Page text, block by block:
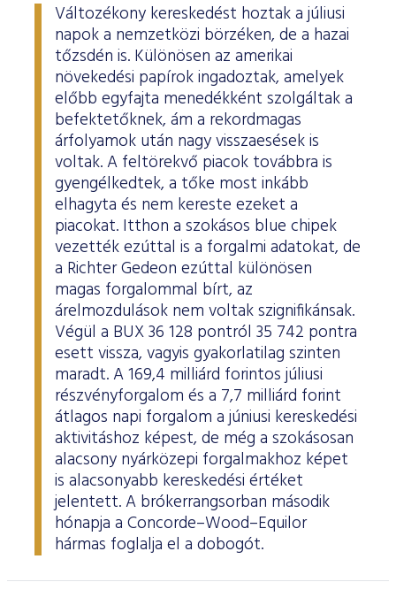
Változékony kereskedést hoztak a júliusi
napok a nemzetközi börzéken, de a hazai
tőzsdén is. Különösen az amerikai
növekedési papírok ingadoztak, amelyek
előbb egyfajta menedékként szolgáltak a
befektetőknek, ám a rekordmagas
árfolyamok után nagy visszaesések is
voltak. A feltörekvő piacok továbbra is
gyengélkedtek, a tőke most inkább
elhagyta és nem kereste ezeket a
piacokat. Itthon a szokásos blue chipek
vezették ezúttal is a forgalmi adatokat, de
a Richter Gedeon ezúttal különösen
magas forgalommal bírt, az
árelmozdulások nem voltak szignifikánsak.
Végül a BUX 36 128 pontról 35 742 pontra
esett vissza, vagyis gyakorlatilag szinten
maradt. A 169,4 milliárd forintos júliusi
részvényforgalom és a 7,7 milliárd forint
átlagos napi forgalom a júniusi kereskedési
aktivitáshoz képest, de még a szokásosan
alacsony nyárközepi forgalmakhoz képet
is alacsonyabb kereskedési értéket
jelentett. A brókerrangsorban második
hónapja a Concorde–Wood–Equilor
hármas foglalja el a dobogót.